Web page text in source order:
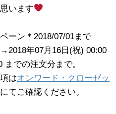
います
ーン＊2018/07/01まで
年07月16日(祝) 00:00
での注文分まで。
はオンワード・クローゼッ
てご確認ください。